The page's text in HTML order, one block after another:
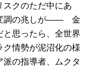
スクのただ中にあ
変調の兆しが―― 金
思ったら、全世界
ク情勢が泥沼化の様
の指導者、ムクタ